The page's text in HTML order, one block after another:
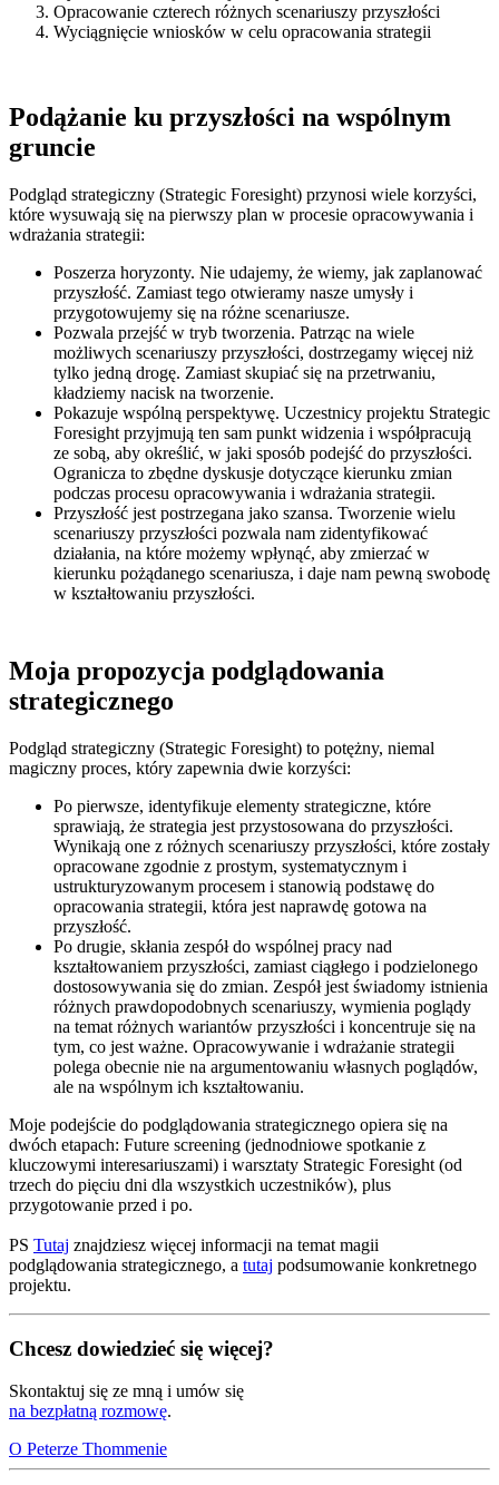
Opracowanie czterech różnych scenariuszy przyszłości
Wyciągnięcie wniosków w celu opracowania strategii
Podążanie ku przyszłości na wspólnym
gruncie
Podgląd strategiczny (Strategic Foresight) przynosi wiele korzyści,
które wysuwają się na pierwszy plan w procesie opracowywania i
wdrażania strategii:
Poszerza horyzonty. Nie udajemy, że wiemy, jak zaplanować
przyszłość. Zamiast tego otwieramy nasze umysły i
przygotowujemy się na różne scenariusze.
Pozwala przejść w tryb tworzenia. Patrząc na wiele
możliwych scenariuszy przyszłości, dostrzegamy więcej niż
tylko jedną drogę. Zamiast skupiać się na przetrwaniu,
kładziemy nacisk na tworzenie.
Pokazuje wspólną perspektywę. Uczestnicy projektu Strategic
Foresight przyjmują ten sam punkt widzenia i współpracują
ze sobą, aby określić, w jaki sposób podejść do przyszłości.
Ogranicza to zbędne dyskusje dotyczące kierunku zmian
podczas procesu opracowywania i wdrażania strategii.
Przyszłość jest postrzegana jako szansa. Tworzenie wielu
scenariuszy przyszłości pozwala nam zidentyfikować
działania, na które możemy wpłynąć, aby zmierzać w
kierunku pożądanego scenariusza, i daje nam pewną swobodę
w kształtowaniu przyszłości.
Moja propozycja podglądowania
strategicznego
Podgląd strategiczny (Strategic Foresight) to potężny, niemal
magiczny proces, który zapewnia dwie korzyści:
Po pierwsze, identyfikuje elementy strategiczne, które
sprawiają, że strategia jest przystosowana do przyszłości.
Wynikają one z różnych scenariuszy przyszłości, które zostały
opracowane zgodnie z prostym, systematycznym i
ustrukturyzowanym procesem i stanowią podstawę do
opracowania strategii, która jest naprawdę gotowa na
przyszłość.
Po drugie, skłania zespół do wspólnej pracy nad
kształtowaniem przyszłości, zamiast ciągłego i podzielonego
dostosowywania się do zmian. Zespół jest świadomy istnienia
różnych prawdopodobnych scenariuszy, wymienia poglądy
na temat różnych wariantów przyszłości i koncentruje się na
tym, co jest ważne. Opracowywanie i wdrażanie strategii
polega obecnie nie na argumentowaniu własnych poglądów,
ale na wspólnym ich kształtowaniu.
Moje podejście do podglądowania strategicznego opiera się na
dwóch etapach: Future screening (jednodniowe spotkanie z
kluczowymi interesariuszami) i warsztaty Strategic Foresight (od
trzech do pięciu dni dla wszystkich uczestników), plus
przygotowanie przed i po.
PS Tutaj znajdziesz więcej informacji na temat magii
podglądowania strategicznego, a tutaj podsumowanie konkretnego
projektu.
Chcesz dowiedzieć się więcej?
Skontaktuj się ze mną i umów się
na bezpłatną rozmowę.
O Peterze Thommenie